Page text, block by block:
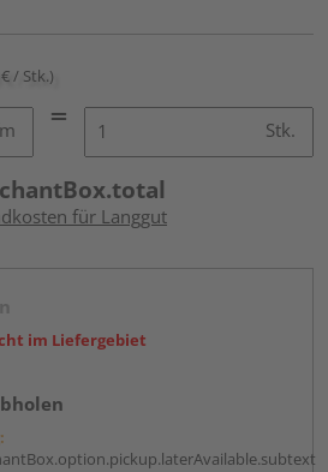
/ Stk.)
Stk.
für Langgut
im Liefergebiet